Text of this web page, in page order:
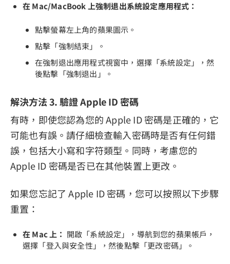
在 Mac/MacBook 上強制退出系統設定應用程式：
點擊螢幕左上角的蘋果圖示。
點擊「強制結束」。
在強制退出應用程式視窗中，選擇「系統設定」，然
後點擊「強制退出」。
解決方法 3. 驗證 Apple ID 密碼
有時，即使您認為您的 Apple ID 密碼是正確的，它
可能也有誤。請仔細檢查輸入密碼時是否有任何錯
誤，包括大小寫和字符類型。同時，考慮您的
Apple ID 密碼是否已在其他裝置上更改。
如果您忘記了 Apple ID 密碼，您可以按照以下步驟
重置：
在 Mac 上： 開啟「系統設定」，導航到您的蘋果帳戶，
選擇「登入與安全性」，然後點擊「更改密碼」。